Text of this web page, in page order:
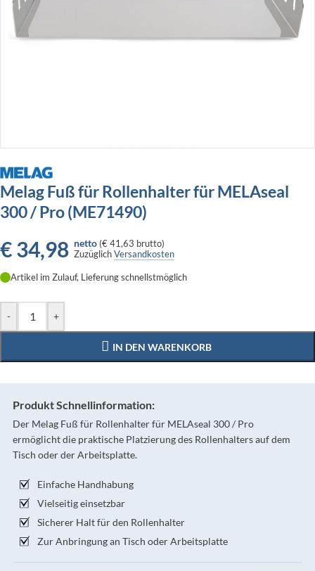
Melag Fuß für Rollenhalter für MELAseal
300 / Pro (ME71490)
€34,98 netto (€ 41,63 brutto)
ZuzüglichVersandkosten
Artikel im Zulauf, Lieferung schnellstmöglich
- +
IN DEN WARENKORB
Produkt Schnellinformation:
Der Melag Fuß für Rollenhalter für MELAseal 300 / Pro
ermöglicht die praktische Platzierung des Rollenhalters auf dem
Tisch oder der Arbeitsplatte.
Einfache Handhabung
Vielseitig einsetzbar
Sicherer Halt für den Rollenhalter
Zur Anbringung an Tisch oder Arbeitsplatte